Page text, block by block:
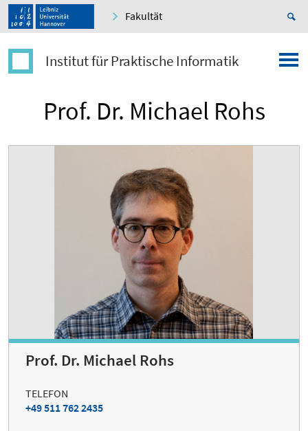
Fakultät
Institut für Praktische Informatik
Prof. Dr. Michael Rohs
Prof. Dr. Michael Rohs
TELEFON
+49 511 762 2435